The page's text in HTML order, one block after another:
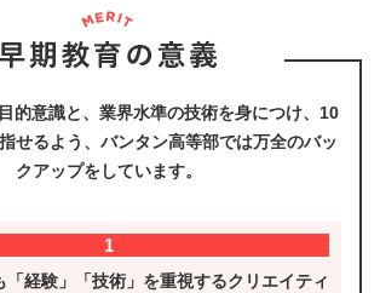
的意識と、業界水準の技術を身につけ、 10
せるよう、バンタン高等部では万全のバッ
クアップをしています。
1
「経験」「技術」を重視するクリエイティ